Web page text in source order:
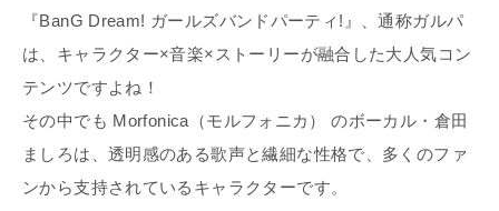
『BanG Dream! ガールズバンドパーティ!』、通称ガルパ
は、キャラクター×音楽×ストーリーが融合した大人気コン
テンツですよね！
その中でも Morfonica（モルフォニカ） のボーカル・倉田
ましろは、透明感のある歌声と繊細な性格で、多くのファ
ンから支持されているキャラクターです。